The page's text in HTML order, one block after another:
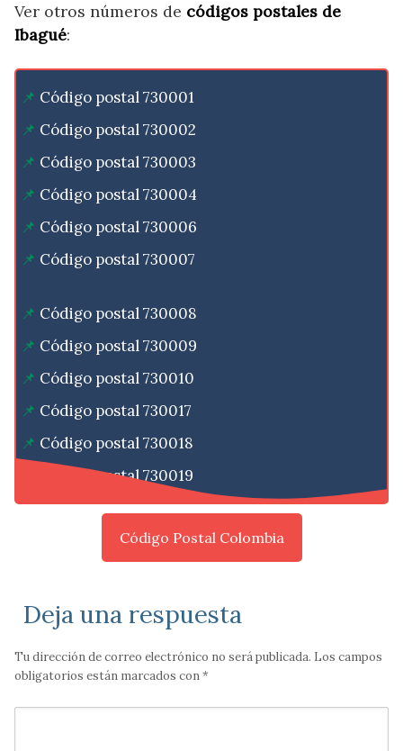
Ver otros números de códigos postales de
Ibagué:
Código postal 730001
Código postal 730002
Código postal 730003
Código postal 730004
Código postal 730006
Código postal 730007
Código postal 730008
Código postal 730009
Código postal 730010
Código postal 730017
Código postal 730018
Código postal 730019
Código Postal Colombia
Deja una respuesta
Tu dirección de correo electrónico no será publicada. Los campos
obligatorios están marcados con*